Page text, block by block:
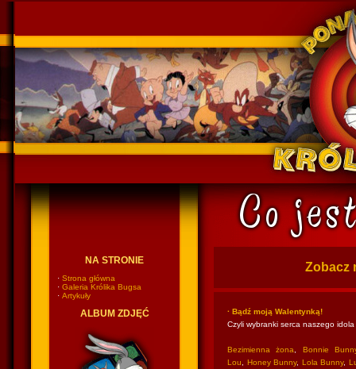
NA STRONIE
· Strona główna
· Galeria Królika Bugsa
· Artykuły
ALBUM ZDJĘĆ
Zobacz
· Bądź moją Walentynką!
Czyli wybranki serca naszego idola
Bezimienna żona
Bonnie
Lou
Honey Bunny, Lola Bunny,